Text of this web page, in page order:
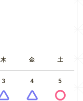
木 金 土
3 4 5